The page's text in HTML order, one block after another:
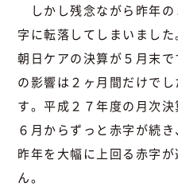
しかし残念ながら昨年
字に転落してしまいまし
朝日ケアの決算が５月末
の影響は２ヶ月間だけで
す。平成２７年度の月次
６月からずっと赤字が続
昨年を大幅に上回る赤字
ん。